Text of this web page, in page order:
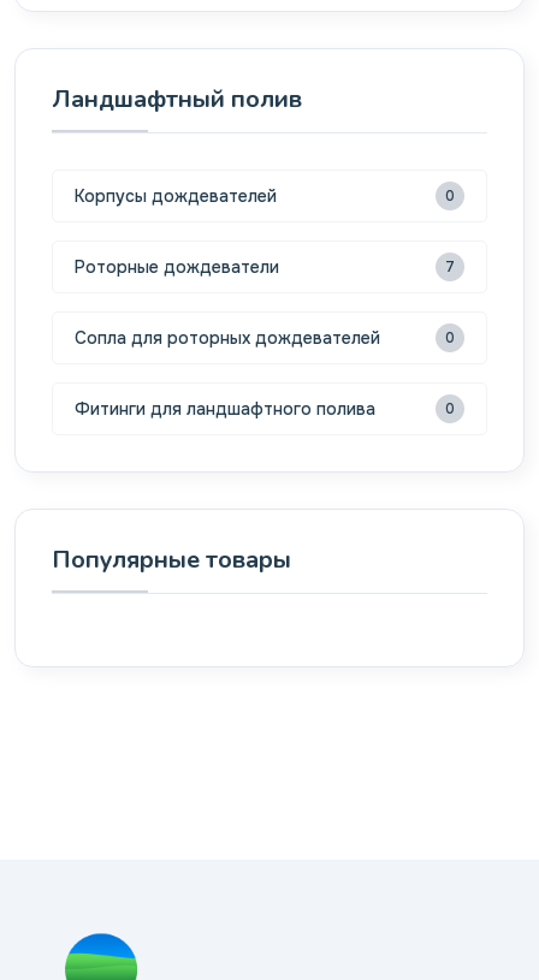
Ландшафтный полив
Корпусы дождевателей 0
Роторные дождеватели 7
Сопла для роторных дождевателей 0
Фитинги для ландшафтного полива 0
Популярные товары